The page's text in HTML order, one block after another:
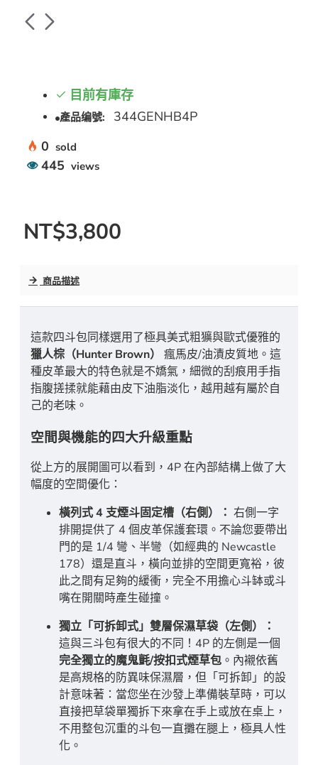
目前有庫存
產品编號:
344GENHB4P
0 sold
445 views
NT$3,800
商品描述
這款四斗包同樣選用了極具美式粗獷與歐式優雅的
獵人棕（Hunter Brown）
瘋馬皮/油漬皮質地。這
種皮革最大的特色就是不嬌氣，細微的刮痕用手指
指腹搓揉就能藉由皮下油脂淡化，越用越有屬於自
己的老味。
空間與機能的四大升級重點
從上方的展開圖可以看到，4P 在內部結構上做了大
幅度的空間優化：
橫列式 4 支煙斗固定槽（右側）： 右側一字
排開提供了 4 個皮革保護套環。不論您要帶出
門的是 1/4 彎、半彎（如經典的 Newcastle
178）還是直斗，橫向並排的空間更寬裕，彼
此之間有足夠的緩衝，完全不用擔心斗缽或斗
嘴在開關時產生碰撞。
獨立「可拆卸式」雙層保濕草袋（左側）：
這與三斗包有很大的不同！4P 的左側是一個
完全獨立的魔鬼氈/按扣式煙草包 。內襯依舊
是高規格的防異味保濕層，但「可拆卸」的設
計意味著：當您坐在沙發上準備裝草時，可以
直接把草袋單獨拆下來拿在手上或放在桌上，
不用整包沉重的斗包一直攤在腿上，極具人性
化。